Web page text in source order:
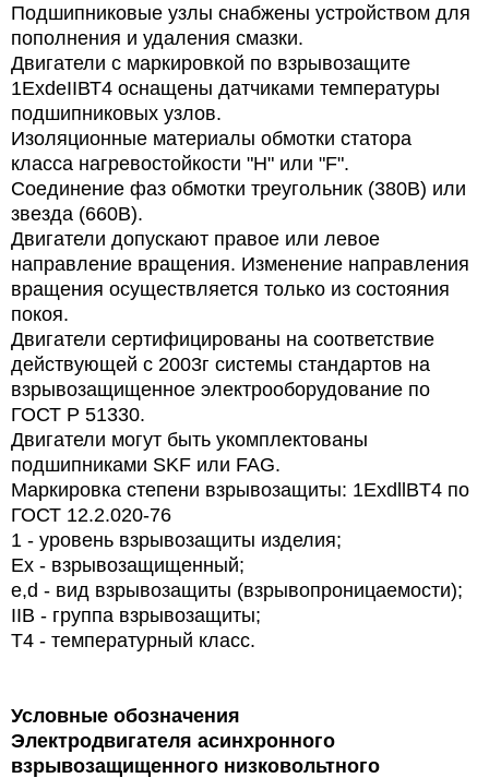
Подшипниковые узлы снабжены устройством для
пополнения и удаления смазки.
Двигатели с маркировкой по взрывозащите
1ЕхdeIIВТ4 оснащены датчиками температуры
подшипниковых узлов.
Изоляционные материалы обмотки статора
класса нагревостойкости "Н" или "F".
Соединение фаз обмотки треугольник (380В) или
звезда (660В).
Двигатели допускают правое или левое
направление вращения. Изменение направления
вращения осуществляется только из состояния
покоя.
Двигатели сертифицированы на соответствие
действующей с 2003г системы стандартов на
взрывозащищенное электрооборудование по
ГОСТ Р 51330.
Двигатели могут быть укомплектованы
подшипниками SKF или FAG.
Маркировка степени взрывозащиты: 1ExdllBT4 по
ГОСТ 12.2.020-76
1 - уровень взрывозащиты изделия;
Ex - взрывозащищенный;
e,d - вид взрывозащиты (взрывопроницаемости);
IIB - группа взрывозащиты;
T4 - температурный класс.
Условные обозначения
Электродвигателя асинхронного
взрывозащищенного низковольтного